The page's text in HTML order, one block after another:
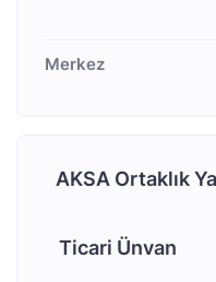
Merkez
AKSA Ortaklık
Ticari Ünvan